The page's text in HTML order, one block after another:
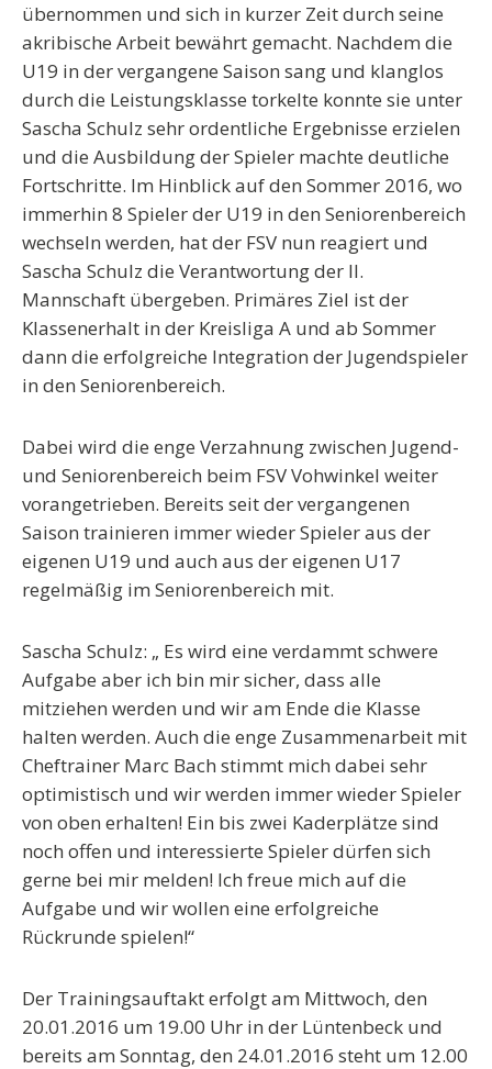
übernommen und sich in kurzer Zeit durch seine
akribische Arbeit bewährt gemacht. Nachdem die
U19 in der vergangene Saison sang und klanglos
durch die Leistungsklasse torkelte konnte sie unter
Sascha Schulz sehr ordentliche Ergebnisse erzielen
und die Ausbildung der Spieler machte deutliche
Fortschritte. Im Hinblick auf den Sommer 2016, wo
immerhin 8 Spieler der U19 in den Seniorenbereich
wechseln werden, hat der FSV nun reagiert und
Sascha Schulz die Verantwortung der II.
Mannschaft übergeben. Primäres Ziel ist der
Klassenerhalt in der Kreisliga A und ab Sommer
dann die erfolgreiche Integration der Jugendspieler
in den Seniorenbereich.
Dabei wird die enge Verzahnung zwischen Jugend-
und Seniorenbereich beim FSV Vohwinkel weiter
vorangetrieben. Bereits seit der vergangenen
Saison trainieren immer wieder Spieler aus der
eigenen U19 und auch aus der eigenen U17
regelmäßig im Seniorenbereich mit.
Sascha Schulz: „ Es wird eine verdammt schwere
Aufgabe aber ich bin mir sicher, dass alle
mitziehen werden und wir am Ende die Klasse
halten werden. Auch die enge Zusammenarbeit mit
Cheftrainer Marc Bach stimmt mich dabei sehr
optimistisch und wir werden immer wieder Spieler
von oben erhalten! Ein bis zwei Kaderplätze sind
noch offen und interessierte Spieler dürfen sich
gerne bei mir melden! Ich freue mich auf die
Aufgabe und wir wollen eine erfolgreiche
Rückrunde spielen!“
Der Trainingsauftakt erfolgt am Mittwoch, den
20.01.2016 um 19.00 Uhr in der Lüntenbeck und
bereits am Sonntag, den 24.01.2016 steht um 12.00